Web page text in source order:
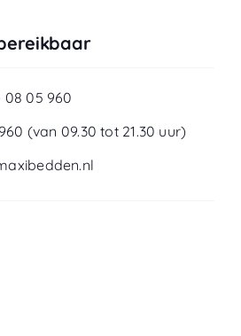
08 05 960
(van 09.30 tot 21.30 uur)